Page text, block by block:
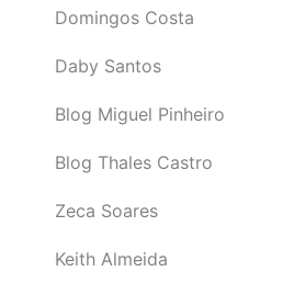
Domingos Costa
Daby Santos
Blog Miguel Pinheiro
Blog Thales Castro
Zeca Soares
Keith Almeida